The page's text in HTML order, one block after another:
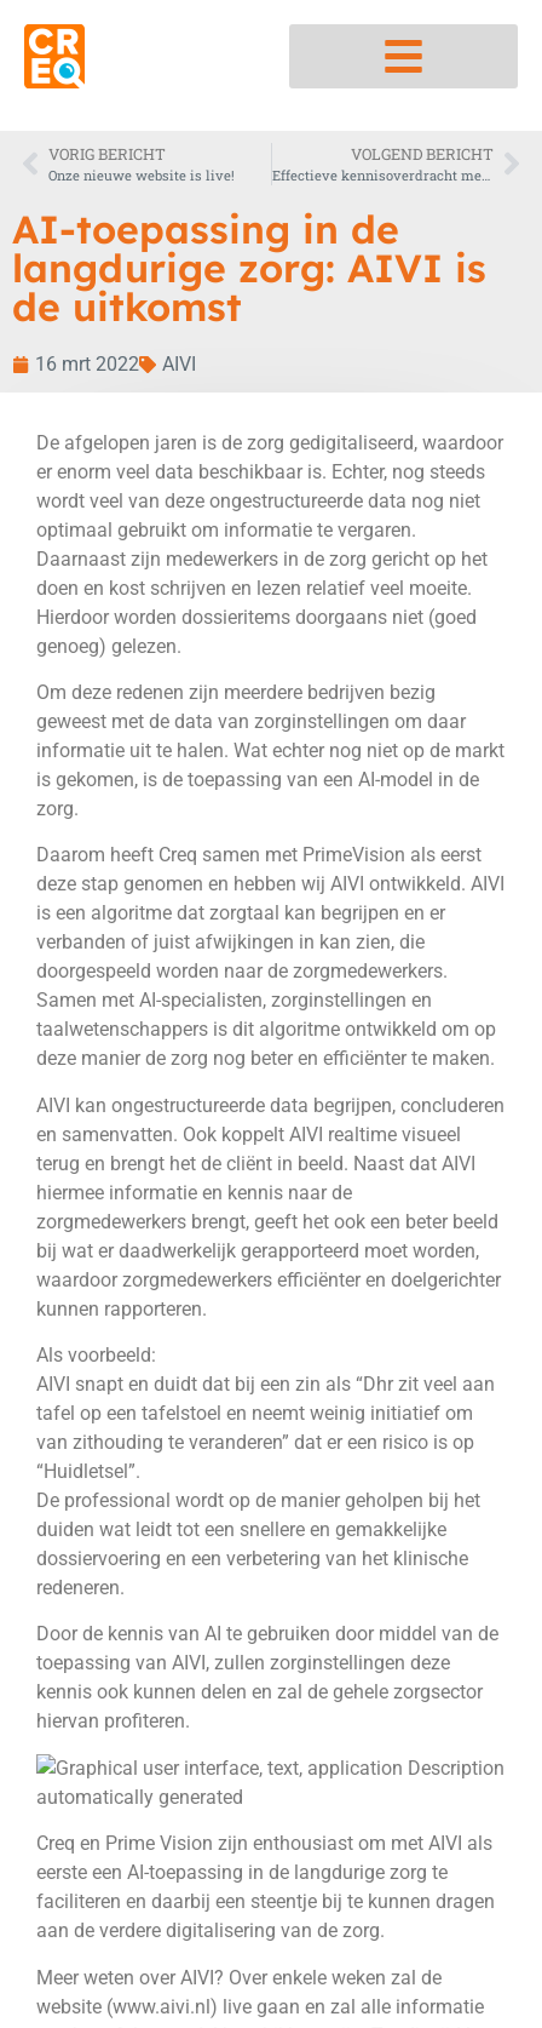
VORIG BERICHT
Onze nieuwe website is live!
VOLGEND BERICHT
Effectieve kennisoverdracht met e-learnings
AI-toepassing in de
langdurige zorg: AIVI is
de uitkomst
16 mrt 2022 AIVI
De afgelopen jaren is de zorg gedigitaliseerd, waardoor
er enorm veel data beschikbaar is. Echter, nog steeds
wordt veel van deze ongestructureerde data nog niet
optimaal gebruikt om informatie te vergaren.
Daarnaast zijn medewerkers in de zorg gericht op het
doen en kost schrijven en lezen relatief veel moeite.
Hierdoor worden dossieritems doorgaans niet (goed
genoeg) gelezen.
Om deze redenen zijn meerdere bedrijven bezig
geweest met de data van zorginstellingen om daar
informatie uit te halen. Wat echter nog niet op de markt
is gekomen, is de toepassing van een AI-model in de
zorg.
Daarom heeft Creq samen met PrimeVision als eerst
deze stap genomen en hebben wij AIVI ontwikkeld. AIVI
is een algoritme dat zorgtaal kan begrijpen en er
verbanden of juist afwijkingen in kan zien, die
doorgespeeld worden naar de zorgmedewerkers.
Samen met AI-specialisten, zorginstellingen en
taalwetenschappers is dit algoritme ontwikkeld om op
deze manier de zorg nog beter en efficiënter te maken.
AIVI kan ongestructureerde data begrijpen, concluderen
en samenvatten. Ook koppelt AIVI realtime visueel
terug en brengt het de cliënt in beeld. Naast dat AIVI
hiermee informatie en kennis naar de
zorgmedewerkers brengt, geeft het ook een beter beeld
bij wat er daadwerkelijk gerapporteerd moet worden,
waardoor zorgmedewerkers efficiënter en doelgerichter
kunnen rapporteren.
Als voorbeeld:
AIVI snapt en duidt dat bij een zin als “Dhr zit veel aan
tafel op een tafelstoel en neemt weinig initiatief om
van zithouding te veranderen” dat er een risico is op
“Huidletsel”.
De professional wordt op de manier geholpen bij het
duiden wat leidt tot een snellere en gemakkelijke
dossiervoering en een verbetering van het klinische
redeneren.
Door de kennis van AI te gebruiken door middel van de
toepassing van AIVI, zullen zorginstellingen deze
kennis ook kunnen delen en zal de gehele zorgsector
hiervan profiteren.
Creq en Prime Vision zijn enthousiast om met AIVI als
eerste een AI-toepassing in de langdurige zorg te
faciliteren en daarbij een steentje bij te kunnen dragen
aan de verdere digitalisering van de zorg.
Meer weten over AIVI? Over enkele weken zal de
website (www.aivi.nl) live gaan en zal alle informatie